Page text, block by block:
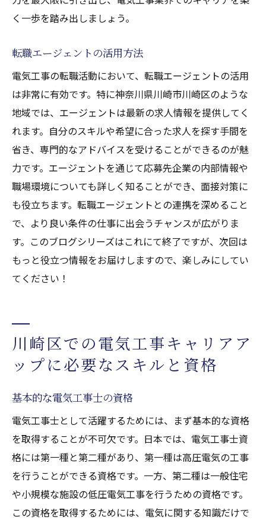
く一歩を踏み出しましょう。
転職エージェントの活用方法
電気工事の転職活動において、転職エージェントの活用
は非常に有効です。特に神奈川県川崎市川崎区のような
地域では、エージェントは最新の求人情報を提供してく
れます。自分のスキルや希望に合った求人を探す手間を
省き、専門的なアドバイスを受けることができるのが魅
力です。エージェントを通じて応募先企業の内部情報や
職場環境についても詳しく知ることができ、面接対策に
も役立ちます。転職エージェントとの連携を深めること
で、より良い条件の仕事に出会うチャンスが広がりま
す。このブログシリーズはこれにて終了ですが、次回は
もっと役立つ情報をお届けしますので、楽しみにしてい
てください！
川崎区での電気工事キャリアア
ップに必要なスキルと資格
基本的な電気工事士の資格
電気工事士として活躍するためには、まず基本的な資格
を取得することが不可欠です。日本では、電気工事士資
格には第一種と第二種があり、第一種は高圧電気の工事
を行うことができる資格です。一方、第二種は一般住宅
や小規模な施設の低圧電気工事を行うための資格です。
この資格を取得するためには、電気に関する知識だけで